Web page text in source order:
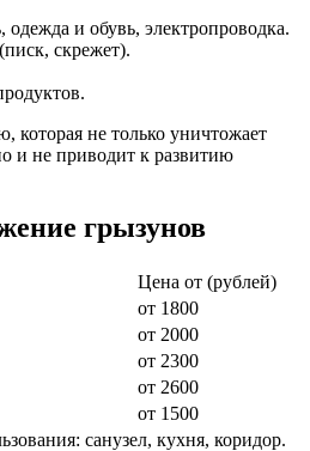
одежда и обувь, электропроводка.
скрежет).
не только уничтожает
и не приводит к развитию
грызунов
Цена от (рублей)
от 1800
от 2000
от 2300
от 2600
от 1500
санузел, кухня, коридор.